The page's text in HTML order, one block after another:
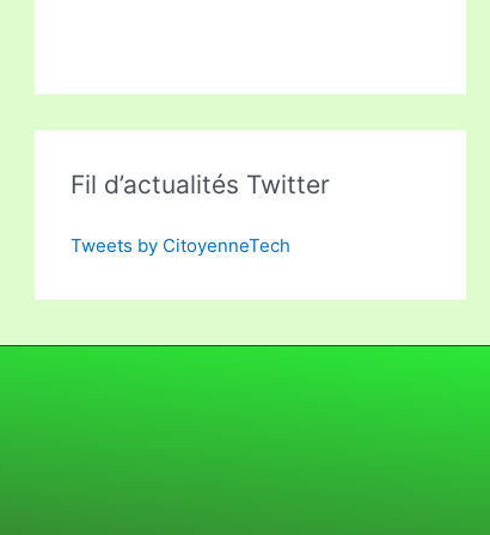
Fil d’actualités Twitter
Tweets by CitoyenneTech